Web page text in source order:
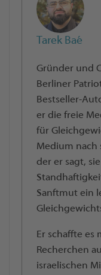
Tarek Baé
Gründer und
Berliner
Bestseller-
er die freie
für
Medium nach
der er sagt,
Sanftmut ein
Er schaffte es
Recherchen
israelischen